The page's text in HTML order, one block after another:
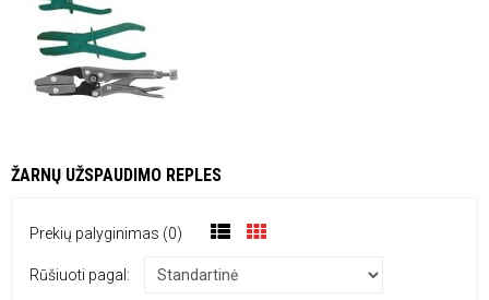
ŽARNŲ UŽSPAUDIMO REPLES
Prekių palyginimas (0)
Rūšiuoti pagal: